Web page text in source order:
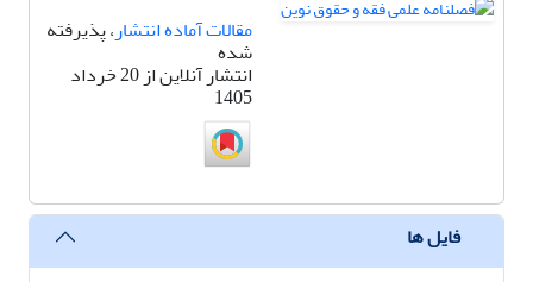
مقالات آماده انتشار، پذیرفته
شده
انتشار آنلاین از 20 خرداد
1405
فایل ها